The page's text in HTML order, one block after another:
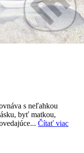
s neľahkou
byť matkou,
Čítať viac